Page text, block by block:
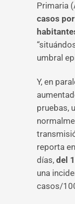
Primaria
casos
umbral
Y, en
pruebas,
reporta
días, del
una
casos/